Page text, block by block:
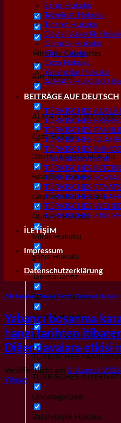
Filter by Categories
Aile Hukuku
Alacak/İcra Hukuku
ALMAN HUKUKU
Ceza Hukuku
Dövizli Askerlik Hukuku
Emeklilik Hukuku
Gayrımenkul Hukuku
Gümrük Hukuku
Miras Hukuku
Şahıs Hukuku
Tanıma Tenfiz
Tazminat Hukuku
Ticaret Hukuku
TÜRKISCHES ERBRECHT
TÜRKISCHES
TÜRKISCHES
Uncategorized
Vatandaşlık Hukuku
Şahıs Hukuku
Tazminat Hukuku
Ticaret Hukuku
Dövizli Askerlik
Gümrük Hukuku
Kira Hukuku
Ceza Hukuku
Yabancılar Hukuku
ALMAN HUKUKU
BEITRÄGE AUF DEUTSCH
TÜRKISCHES
TÜRKISCHES
TÜRKISCHES
TÜRKISCHES
TÜRKISCHES
und Katasterrecht)
TÜRKISCHES
TÜRKISCHES
TÜRKISCHES
TÜRKISCHES
TÜRKISCHES
TÜRKISCHES
İLETİŞİM
Impressum
Datenschutzerklärung
Aile Hukuku ,Tanıma Tenfiz,Tazminat Hukuku
Yabancı boşanma
hangi tarihten
Diğer davalara etkisi
Veröffentlicht am 3. August 2023
Yilmaz